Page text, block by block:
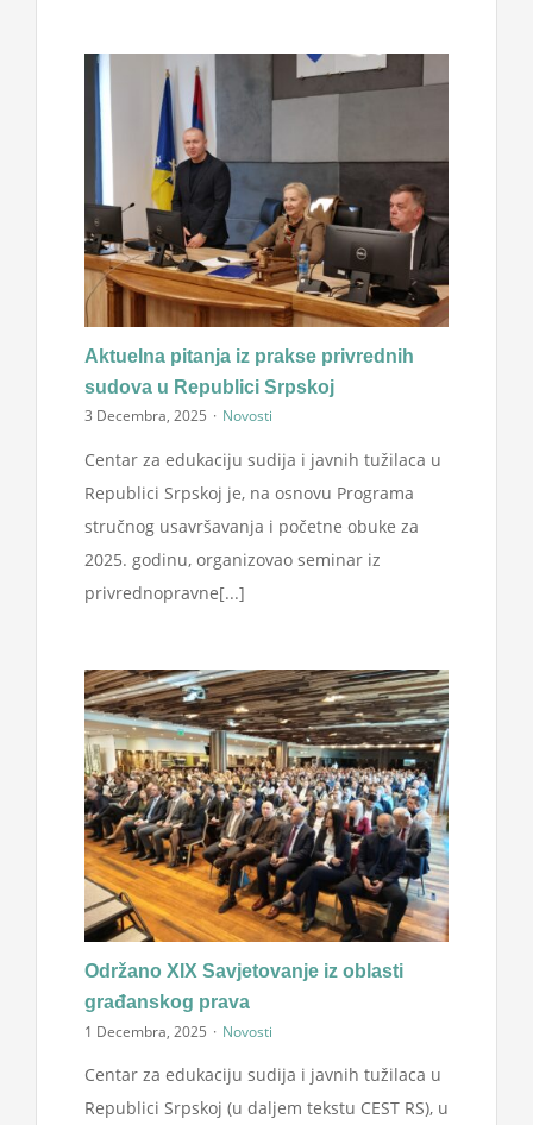
Aktuelna pitanja iz prakse privrednih
sudova u Republici Srpskoj
3 Decembra, 2025 · Novosti
Centar za edukaciju sudija i javnih tužilaca u
Republici Srpskoj je, na osnovu Programa
stručnog usavršavanja i početne obuke za
2025. godinu, organizovao seminar iz
privrednopravne[...]
Održano XIX Savjetovanje iz oblasti
građanskog prava
1 Decembra, 2025 · Novosti
Centar za edukaciju sudija i javnih tužilaca u
Republici Srpskoj (u daljem tekstu CEST RS), u